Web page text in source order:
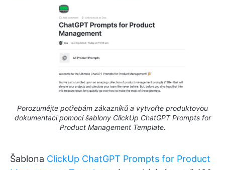
Porozumějte potřebám zákazníků a vytvořte produktovou
dokumentaci pomocí šablony ClickUp ChatGPT Prompts for
Product Management Template.
Šablona ClickUp ChatGPT Prompts for Product